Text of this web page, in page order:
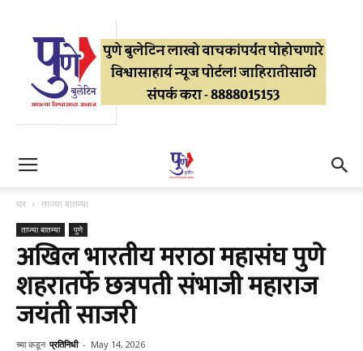
घर ताज्या बातम्या
ताज्या बातम्या पुणे
अखिल भारतीय मराठा महासंघ पुणे
शहरातर्फे छत्रपती संभाजी महाराज
जयंती साजरी
च्या कडून प्रतिनिधी - May 14, 2026